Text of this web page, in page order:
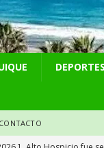
DEPORTES
CONTACTO